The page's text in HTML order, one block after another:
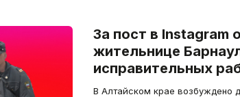
За пост в Instagram
жительнице
исправительных
В Алтайском крае возбуждено